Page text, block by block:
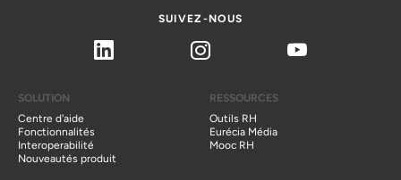
SUIVEZ-NOUS
Instagram Youtube
SOLUTION
Centre d'aide
Fonctionnalités
Interoperabilité
Nouveautés produit
RESSOURCES
Outils RH
Eurécia Média
Mooc RH